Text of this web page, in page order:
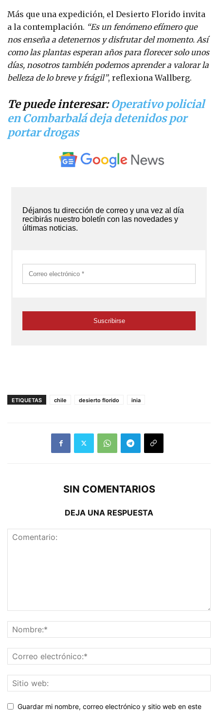
Más que una expedición, el Desierto Florido invita
a la contemplación. “Es un fenómeno efímero que
nos enseña a detenernos y disfrutar del momento. Así
como las plantas esperan años para florecer solo unos
días, nosotros también podemos aprender a valorar la
belleza de lo breve y frágil”, reflexiona Wallberg.
Te puede interesar:Operativo policial
en Combarbalá deja detenidos por
portar drogas
ETIQUETAS chile desierto florido inia
SIN COMENTARIOS
DEJA UNA RESPUESTA
Guardar mi nombre, correo electrónico y sitio web en este